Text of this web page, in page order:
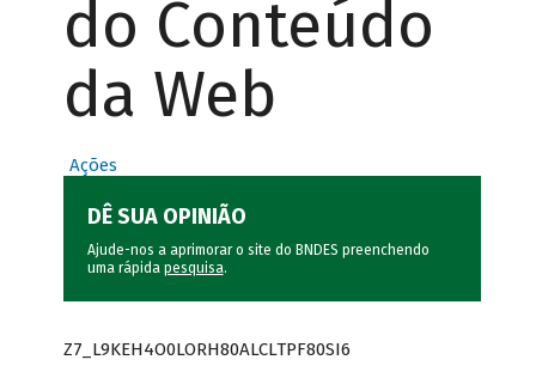
do Conteúdo
da Web
Ações
DÊ SUA OPINIÃO
Ajude-nos a aprimorar o site do BNDES preenchendo
uma rápida pesquisa.
Z7_L9KEH4O0LORH80ALCLTPF80SI6